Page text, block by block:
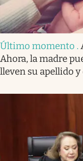
Último momento .
Ahora, la madre
lleven su apellido y